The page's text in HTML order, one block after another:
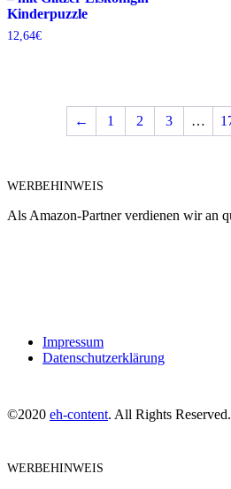
Kinderpuzzle
12,64€
← 1 2 3 …
WERBEHINWEIS
Als Amazon-Partner verdienen wir an
Impressum
Datenschutzerklärung
©2020 eh-content. All Rights Reserved.
WERBEHINWEIS